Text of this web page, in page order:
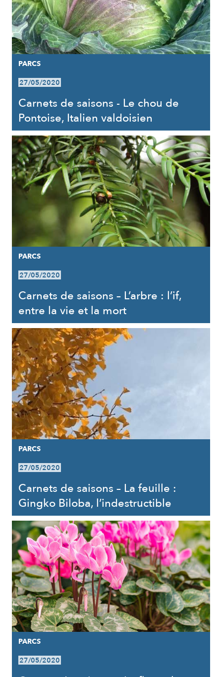
PARCS
27/05/2020
Carnets de saisons - Le chou de
Pontoise, Italien valdoisien
PARCS
27/05/2020
Carnets de saisons – L’arbre : l’if,
entre la vie et la mort
PARCS
27/05/2020
Carnets de saisons – La feuille :
Gingko Biloba, l’indestructible
PARCS
27/05/2020